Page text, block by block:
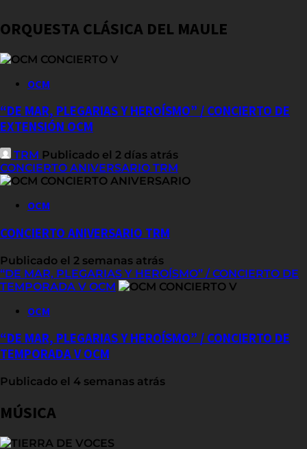
ORQUESTA CLÁSICA DEL MAULE
OCM
“DE MAR, PLEGARIAS Y HEROÍSMO” / CONCIERTO DE
EXTENSIÓN OCM
TRM Publicado el 2 días atrás
CONCIERTO ANIVERSARIO TRM
OCM
CONCIERTO ANIVERSARIO TRM
Publicado el 2 semanas atrás
“DE MAR, PLEGARIAS Y HEROÍSMO” / CONCIERTO DE
TEMPORADA V OCM
OCM
“DE MAR, PLEGARIAS Y HEROÍSMO” / CONCIERTO DE
TEMPORADA V OCM
Publicado el 4 semanas atrás
MÚSICA